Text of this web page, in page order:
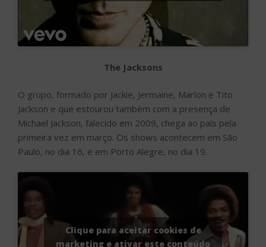
The Jacksons
O grupo, formado por Jackie, Jermaine, Marlon e Tito
Jackson e que estourou também com a presença de
Michael Jackson, falecido em 2009, chega ao país pela
primeira vez em março. Os shows acontecem em São
Paulo, no dia 16, e em Porto Alegre, no dia 19.
Clique para aceitar cookies de
marketing e ativar este conteúdo